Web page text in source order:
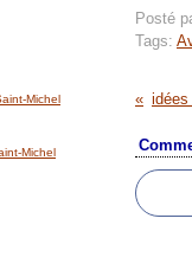
Michel
Michel
Posté
Tags: